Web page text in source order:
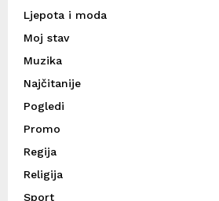
Ljepota i moda
Moj stav
Muzika
Najčitanije
Pogledi
Promo
Regija
Religija
Sport